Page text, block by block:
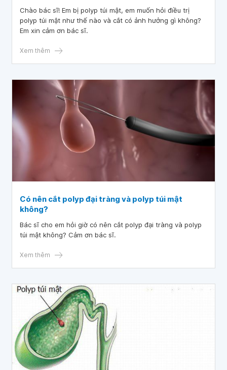
Chào bác sĩ! Em bị polyp túi mật, em muốn hỏi điều trị
polyp túi mật như thế nào và cắt có ảnh hưởng gì không?
Em xin cảm ơn bác sĩ.
Xem thêm
Có nên cắt polyp đại tràng và polyp túi mật
không?
Bác sĩ cho em hỏi giờ có nên cắt polyp đại tràng và polyp
túi mật không? Cảm ơn bác sĩ.
Xem thêm